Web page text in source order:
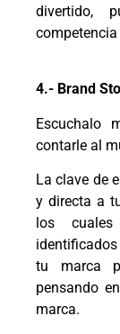
divertido,
competencia
4.- Brand
Escuchalo
contarle al
La clave de
y directa a
los
tu marca
pensando
marca.